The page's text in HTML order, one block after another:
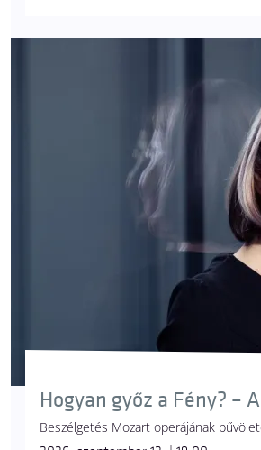
Hogyan győz a Fény? –
Beszélgetés Mozart operájának